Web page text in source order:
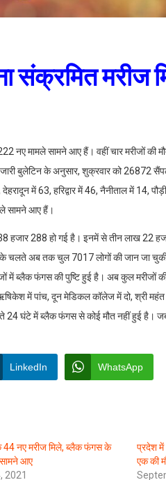
संक्रमित मरीज
नए मामले सामने आए हैं। वहीं चार मरीजों
बुलेटिन के अनुसार, शुक्रवार को 26872
में 63, हरिद्वार में 46, नैनीताल में 14,
सामने आए हैं।
हजार 288 हो गई है। इनमें से तीन लाख 22
के चलते अब तक चुल 7017 लोगों की जान जा
में ब्लैक फंगस की पुष्टि हुई है। अब कुल मरीजों
में पांच, दून मेडिकल कॉलेज में दो, श्री महंत
24 घंटे में ब्लैक फंगस से कोई मौत नहीं हुई है।
LinkedIn WhatsApp
44 नए मरीज मिले, ब्लैक फंगस के
आए
2021
प्रदेश में
एक की